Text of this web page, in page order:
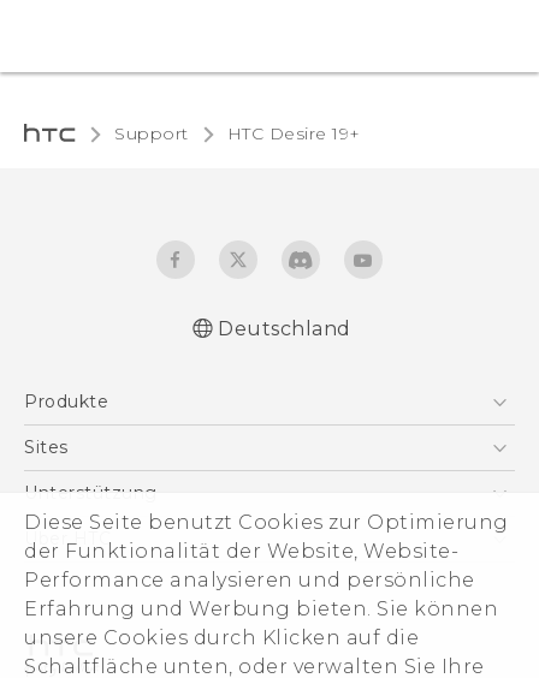
Diese Seite benutzt Cookies zur Optimierung
der Funktionalität der Website, Website-
Performance analysieren und persönliche
Erfahrung und Werbung bieten. Sie können
unsere Cookies durch Klicken auf die
Schaltfläche unten, oder verwalten Sie Ihre
Support ‎HTC Desire 19+‎‎
English - User manual
Deutsch - CE-Erklärung Zur Konformität
Deutschland
Produkte
Smartphones
VIVE
Zubehör
Sites
HTC Dev
HTC Vive
Unterstützung
Unterstützung
eCommerce Support
Über HTC
ESG
Impressum
Investor